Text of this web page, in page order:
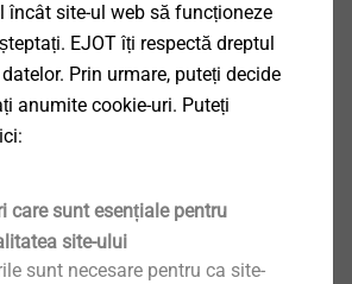
încât site-ul web să funcționeze
EJOT îți respectă dreptul
Prin urmare, puteți decide
anumite cookie-uri. Puteți
care sunt esențiale pentru
site-ului
sunt necesare pentru ca site-